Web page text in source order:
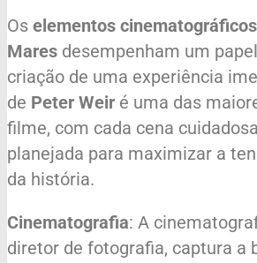
Os elementos cinematográficos
Mares desempenham um
criação de uma experiência
de Peter Weir é uma das
filme, com cada cena
planejada para maximizar a
da história.
Cinematografia: A
diretor de fotografia, captura a